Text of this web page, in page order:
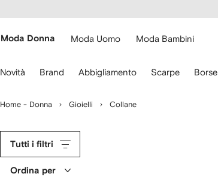
Moda Donna Moda Uomo Moda Bambini
Novità Brand Abbigliamento Scarpe Borse
Home - Donna Gioielli Collane
Tutti i filtri
Ordina per